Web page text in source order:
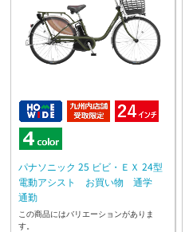
パナソニック 25 ビビ・ＥＸ 24型
電動アシスト お買い物 通学
通勤
この商品にはバリエーションがありま
す。